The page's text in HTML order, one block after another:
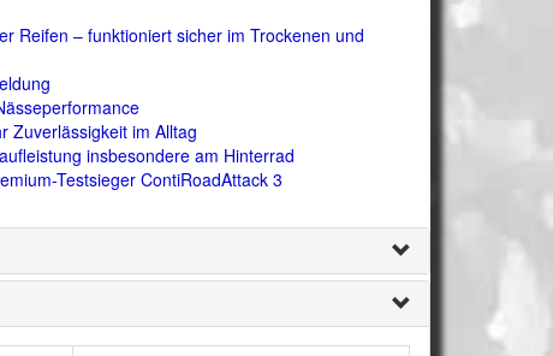
Reifen – funktioniert sicher im Trockenen und
Zuverlässigkeit im Alltag
insbesondere am Hinterrad
Testsieger ContiRoadAttack 3